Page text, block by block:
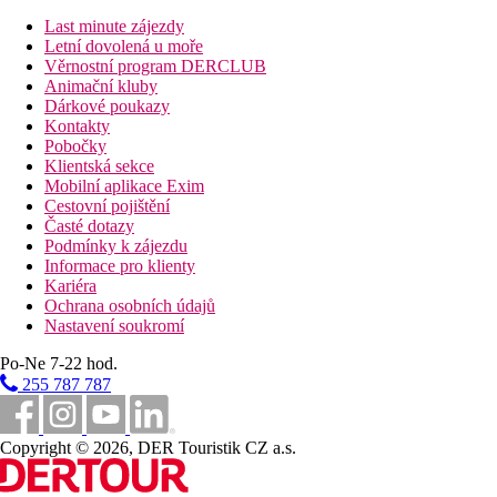
dětská postýlka zdarma (na vyžádání)
WiFi ve veřejných prostorách hotelu
Popis pláže
nejbližší pláž Glicorisa vzdálená cca 1 km
lehátka a slunečníky za poplatek
Strava
Snídaně
formou bufetu
Polopenze
snídaně a večeře formou bufetu
Hotelové balíčky na vyžádání na den předem na recepci.
Sportovní aktivity zdarma
tenisový kurt
možnost vyžití v nedalekém letovisku Pythagorion
Zvláštnosti
hotel nedoporučujeme klientům s pohybovými obtížemi
Internet
wifi ve veřejných prostorách hotelu (zdarma)
Last minute zájezdy
Letní dovolená u moře
Věrnostní program DERCLUB
Animační kluby
Dárkové poukazy
Kontakty
Pobočky
Klientská sekce
Mobilní aplikace Exim
Cestovní pojištění
Časté dotazy
Podmínky k zájezdu
Informace pro klienty
Kariéra
Ochrana osobních údajů
Nastavení soukromí
Po-Ne 7-22 hod.
255 787 787
Copyright © 2026, DER Touristik CZ a.s.